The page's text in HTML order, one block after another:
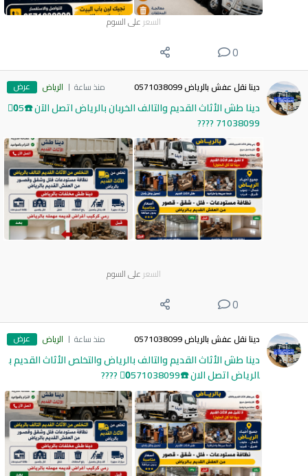
السعر على السوم
0
دينا نقل عفش بالرياض 0571038099 منذ ساعة الرياض عرض
دينا طش الأثاث القديم والتالف الخربان بالرياض اتصل الآن ☎️0َ5
71038099 ????
السعر على السوم
0
دينا نقل عفش بالرياض 0571038099 منذ ساعة الرياض عرض
دينا طش الأثاث القديم والتالف بالرياض والتخلص الأثاث القديم ب
الرياض اتصل الان ☎️0َ571038099 ????